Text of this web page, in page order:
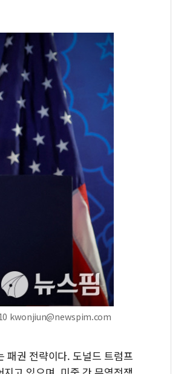
kwonjiun@newspim.com
패권 전략이다. 도널드 트럼프